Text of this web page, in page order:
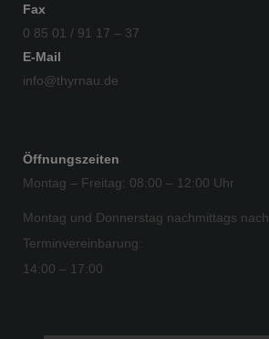
Fax
0 85 01 / 91 17 – 37
E-Mail
info@thyrnau.de
Öffnungszeiten
Montag – Freitag: 08:00 – 12:00 Uhr
Montag und Donnerstag nachmittags nach
Terminvereinbarung:
14:00 – 17:00